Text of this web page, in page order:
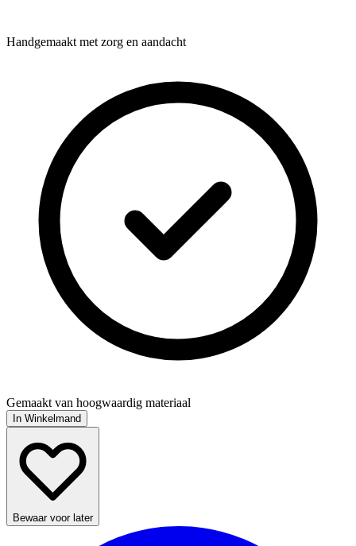
Handgemaakt met zorg en aandacht
Gemaakt van hoogwaardig materiaal
In Winkelmand
Bewaar voor later